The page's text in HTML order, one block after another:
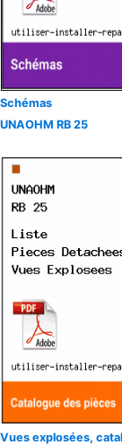
Schémas
UNAOHM RB 25
Vues explosées,